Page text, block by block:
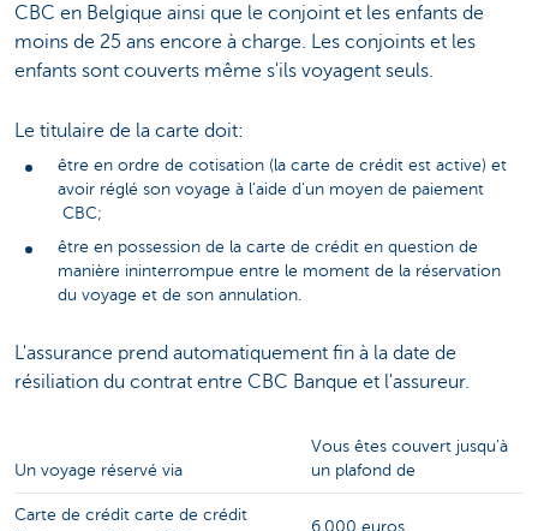
CBC en Belgique ainsi que le conjoint et les enfants de
moins de 25 ans encore à charge. Les conjoints et les
enfants sont couverts même s'ils voyagent seuls.
Le titulaire de la carte doit:
être en ordre de cotisation (la carte de crédit est active) et
avoir réglé son voyage à l'aide d'un moyen de paiement
CBC;
être en possession de la carte de crédit en question de
manière ininterrompue entre le moment de la réservation
du voyage et de son annulation.
L'assurance prend automatiquement fin à la date de
résiliation du contrat entre CBC Banque et l'assureur.
Un voyage réservé via
Vous êtes couvert jusqu'à
un plafond de
Carte de crédit carte de crédit
6.000 euros